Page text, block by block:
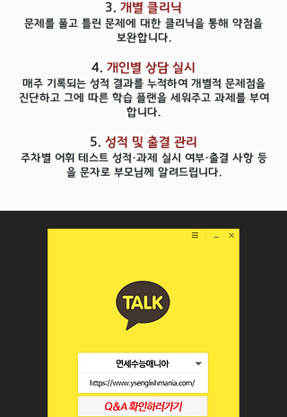
3. 개별 클리닉
문제를 풀고 틀린 문제에 대한 클리닉을 통해 약점을
보완합니다.
4. 개인별 상담 실시
매주 기록되는 성적 결과를 누적하여 개별적 문제점을
진단하고 그에 따른 학습 플랜을 세워주고 과제를 부여
합니다.
5. 성적 및 출결 관리
주차별 어휘 테스트 성적·과제 실시 여부·출결 사항 등
을 문자로 부모님께 알려드립니다.